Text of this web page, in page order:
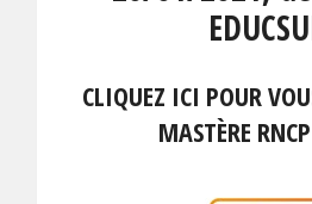
CLIQUEZ ICI POUR
MASTÈRE